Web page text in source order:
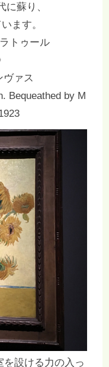
に蘇り、
ます。
トゥール
ヴァス
Bequeathed by M
を設ける力の入っ